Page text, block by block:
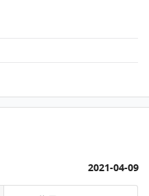
2021-04-09